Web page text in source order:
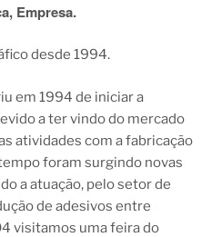
Empresa.
desde 1994.
em 1994 de iniciar a
a ter vindo do mercado
atividades com a fabricação
foram surgindo novas
a atuação, pelo setor de
de adesivos entre
visitamos uma feira do